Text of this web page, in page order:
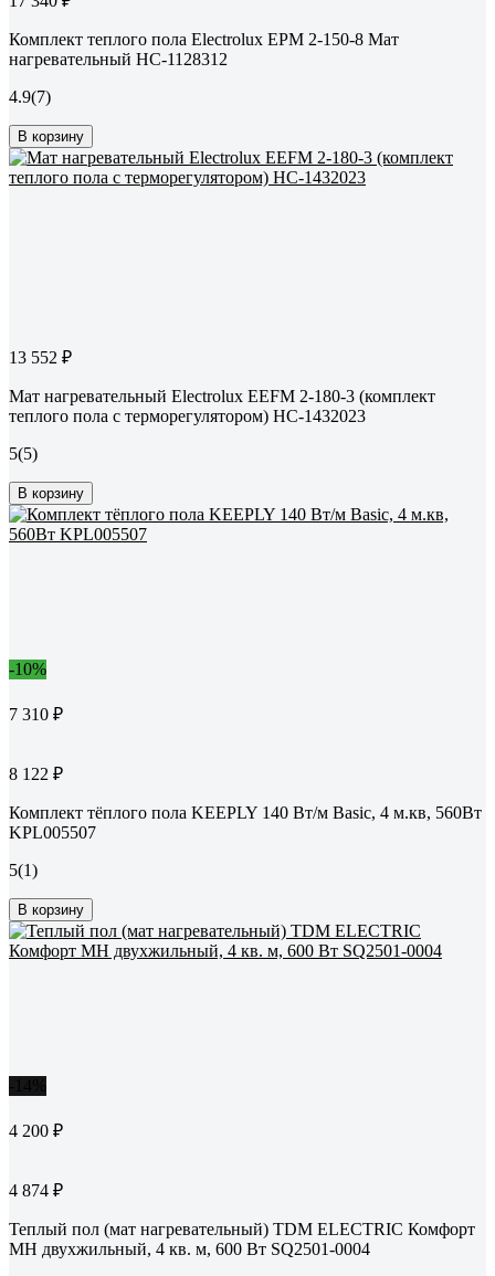
Комплект теплого пола Electrolux EPM 2-150-8 Мат
нагревательный НС-1128312
4.9(7)
В корзину
13 552 ₽
Мат нагревательный Electrolux EEFM 2-180-3 (комплект
теплого пола c терморегулятором) НС-1432023
5(5)
В корзину
-10%
7 310 ₽
8 122 ₽
Комплект тёплого пола KEEPLY 140 Вт/м Basic, 4 м.кв, 560Вт
KPL005507
5(1)
В корзину
4 200 ₽
4 874 ₽
Теплый пол (мат нагревательный) TDM ELECTRIC Комфорт
МН двухжильный, 4 кв. м, 600 Вт SQ2501-0004